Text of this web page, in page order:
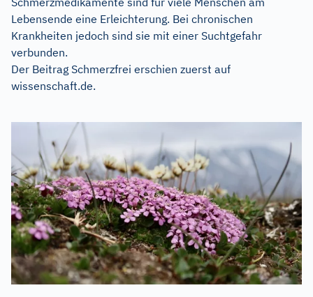
Lebensende eine Erleichterung. Bei chronischen
Krankheiten jedoch sind sie mit einer Suchtgefahr
verbunden.
Der Beitrag Schmerzfrei erschien zuerst auf
wissenschaft.de.